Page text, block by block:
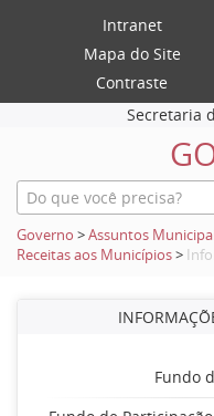
Intranet
Mapa do Site
Contraste
Secretaria
Governo >Assuntos
Receitas aos Municípios>
Fundo